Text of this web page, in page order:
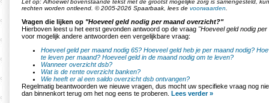
Let op: Alhoewel bovenstaande tekst met de grootst mogelijke zorg is samengesteld,
rechten worden ontleend. © 2005-2026 Spaarbaak, lees de voorwaarden
Vragen die lijken op "Hoeveel geld nodig per maand overzicht?"
Hierboven leest u het eerst gevonden antwoord op de vraag "Hoeveel geld nodig
voor mogelijk andere antwoorden een vergelijkbare vraag:
Hoeveel geld per maand nodig 65? Hoeveel geld heb je per maand nodig?
te leven per maand? Hoeveel geld in de maand nodig om te leven?
Wanneer overzicht dsb?
Wat is de rente overzicht banken?
Wie heeft er al een saldo overzicht dsb ontvangen?
Regelmatig beantwoorden we nieuwe vragen, dus mocht uw specifieke vraag nog
dan binnenkort terug om het nog eens te proberen. Lees verder »